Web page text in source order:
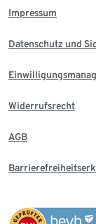
Impressum
Datenschutz und
Widerrufsrecht
AGB